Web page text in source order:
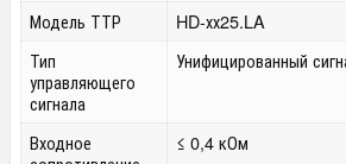
Модель ТТР
HD-хх25.LA
Тип
управляющего
сигнала
Унифицированный
Входное
≤ 0,4 кОм